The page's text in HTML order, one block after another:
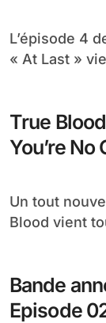
L’épisode 4 de la saison 6 de True Blood intitulé
« At Last »
True
You’re
Un tout nouveau et excellent épisode de True
Blood vient
Bande
Episode